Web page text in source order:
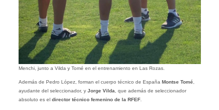
Menchi, junto a Vilda y Tomé en el entrenamiento en Las Rozas.
Además de Pedro López, forman el cuerpo técnico de España Montse Tomé,
ayudante del seleccionador, y Jorge Vilda , que además de seleccionador
absoluto es el director técnico femenino de la RFEF.